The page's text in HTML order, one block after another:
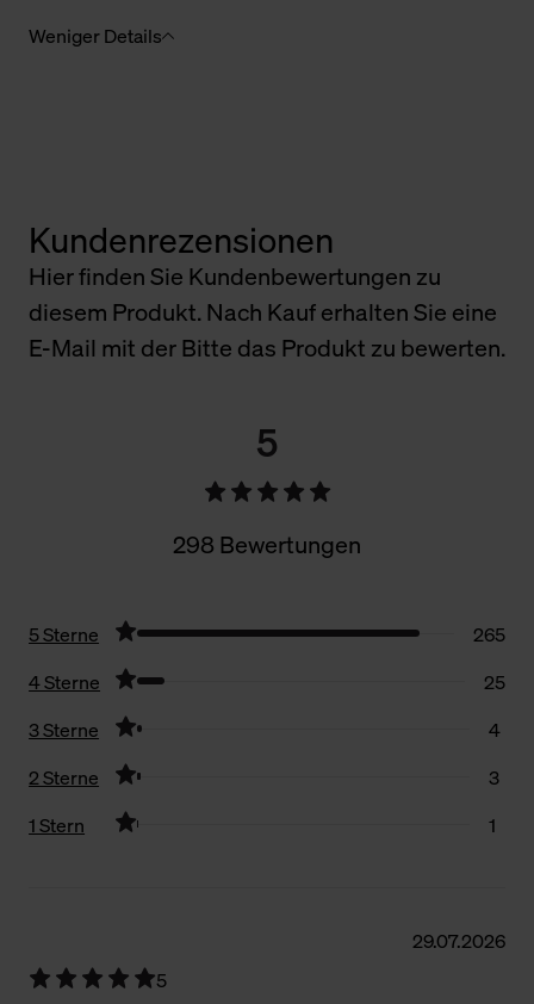
Weniger Details
Kundenrezensionen
Hier finden Sie Kundenbewertungen zu
diesem Produkt. Nach Kauf erhalten Sie eine
E-Mail mit der Bitte das Produkt zu bewerten.
5
298 Bewertungen
5 Sterne
265
4 Sterne
25
3 Sterne
4
2 Sterne
3
1 Stern
1
29.07.2026
5